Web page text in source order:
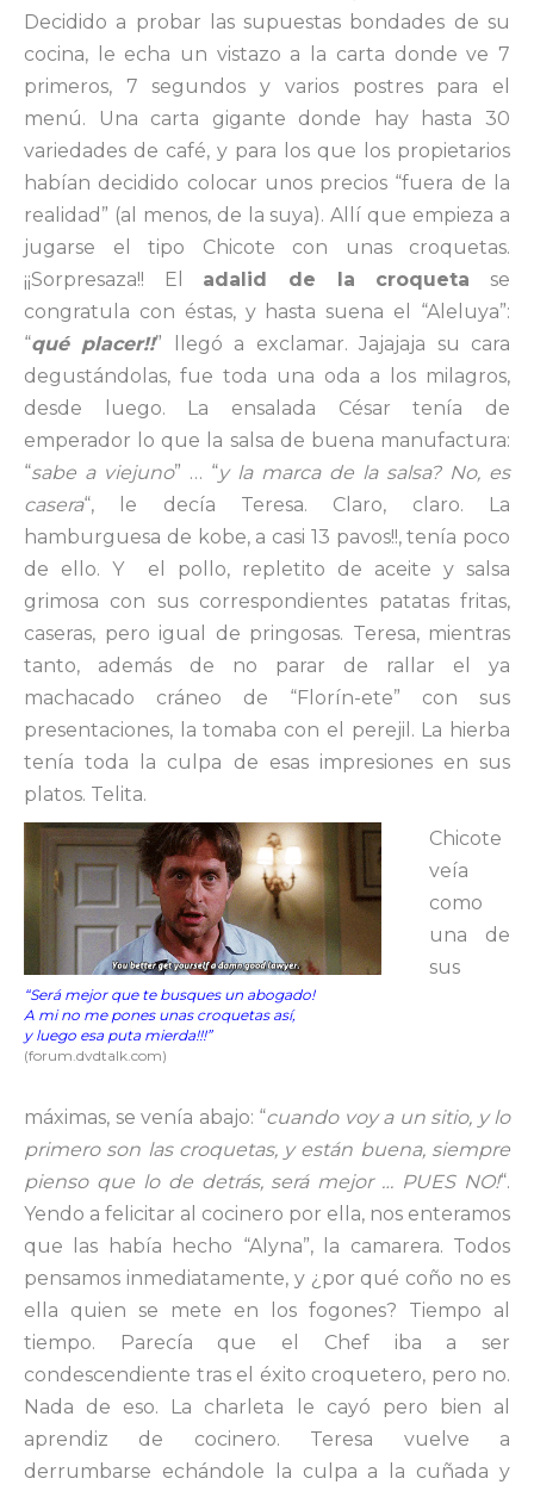
Decidido a probar las supuestas bondades de su
cocina, le echa un vistazo a la carta donde ve 7
primeros, 7 segundos y varios postres para el
menú. Una carta gigante donde hay hasta 30
variedades de café, y para los que los propietarios
habían decidido colocar unos precios “fuera de la
realidad” (al menos, de la suya). Allí que empieza a
jugarse el tipo Chicote con unas croquetas.
¡¡Sorpresaza!! El adalid de la croqueta se
congratula con éstas, y hasta suena el “Aleluya”:
“qué placer!!” llegó a exclamar. Jajajaja su cara
degustándolas, fue toda una oda a los milagros,
desde luego. La ensalada César tenía de
emperador lo que la salsa de buena manufactura:
“sabe a viejuno” … “y la marca de la salsa? No, es
casera“, le decía Teresa. Claro, claro. La
hamburguesa de kobe, a casi 13 pavos!!, tenía poco
de ello. Y el pollo, repletito de aceite y salsa
grimosa con sus correspondientes patatas fritas,
caseras, pero igual de pringosas. Teresa, mientras
tanto, además de no parar de rallar el ya
machacado cráneo de “Florín-ete” con sus
presentaciones, la tomaba con el perejil. La hierba
tenía toda la culpa de esas impresiones en sus
platos. Telita.
“Será mejor que te busques un abogado!
A mi no me pones unas croquetas así,
y luego esa puta mierda!!!”
(forum.dvdtalk.com)
Chicote
veía
como
una de
sus
máximas, se venía abajo: “cuando voy a un sitio, y lo
primero son las croquetas, y están buena, siempre
pienso que lo de detrás, será mejor … PUES NO!“.
Yendo a felicitar al cocinero por ella, nos enteramos
que las había hecho “Alyna”, la camarera. Todos
pensamos inmediatamente, y ¿por qué coño no es
ella quien se mete en los fogones? Tiempo al
tiempo. Parecía que el Chef iba a ser
condescendiente tras el éxito croquetero, pero no.
Nada de eso. La charleta le cayó pero bien al
aprendiz de cocinero. Teresa vuelve a
derrumbarse echándole la culpa a la cuñada y